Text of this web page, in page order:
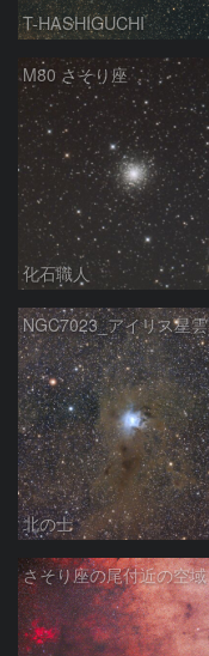
T-HASHIGUCHI
M80 さそり座
化石職人
NGC7023_アイリス星雲
北の士